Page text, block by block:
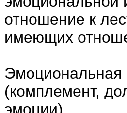
отношение к
имеющих
Эмоциональная
(комплемент,
эмоции).